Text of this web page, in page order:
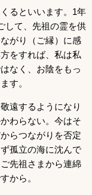
るといいます。1年
して、先祖の霊を供
がり（ご縁）に感
をすれば、私は私
なく、お陰をもっ
す。
遠するようになり
わらない。今はそ
らつながりを否定
孤立の海に沈んで
先祖さまから連綿
から。